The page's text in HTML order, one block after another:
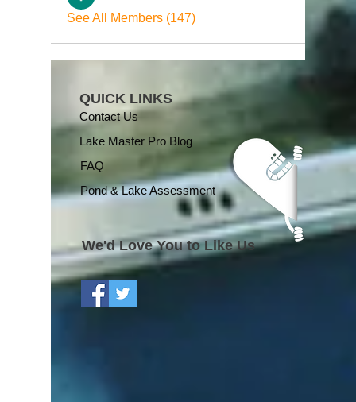
See All Members (147)
QUICK LINKS
Contact Us
Lake Master Pro Blog
FAQ
Pond & Lake Assessment
We'd Love You to Like Us